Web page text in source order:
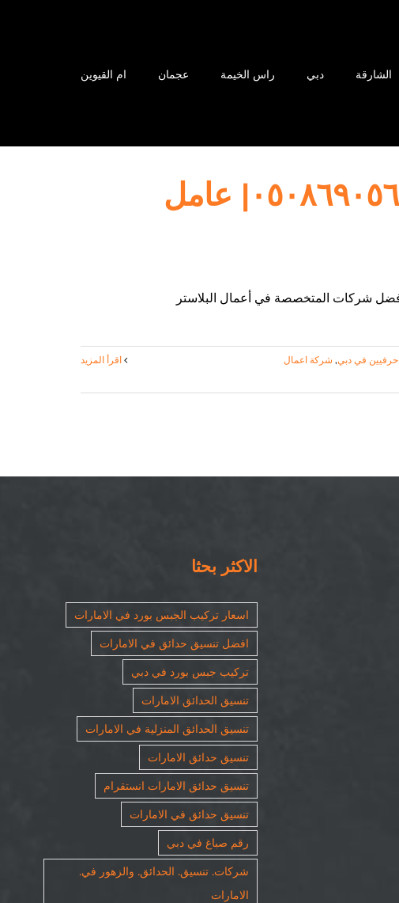
الشارقة دبي راس الخيمة عجمان ام القيوين
اعمال بلاستر في دبي |٠٥٠٨٦٩٠٥٦٧| عامل
حرفيين في دبي, شركة اعمال
الاكثر بحثا
اسعار تركيب الجبس بورد في الامارات
افضل تنسيق حدائق في الامارات
تركيب جبس بورد في دبي
تنسيق الحدائق الامارات
تنسيق الحدائق المنزلية في الامارات
تنسيق حدائق الامارات
تنسيق حدائق الامارات انستقرام
تنسيق حدائق في الامارات
رقم صباغ في دبي
شركات. تنسيق. الحدائق. والزهور في.
الامارات